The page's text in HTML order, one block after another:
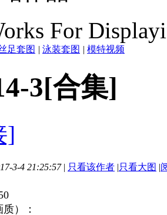
For
足套图 | 泳装套图 | 模特视频
3[合集]
]
3-4 21:25:57 | 只看该作者 |只看大图 |
）：